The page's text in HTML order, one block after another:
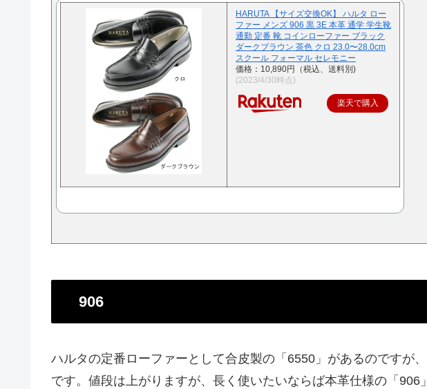
HARUTA 【サイズ交換OK】 ハルタ ロー
ファー メンズ 906 黒 3E 本革 通学 学生靴
通勤 定番 靴 コインローファー ブラック
ダークブラウン 茶色 クロ 23.0〜28.0cm
スクール フォーマル セレモニー
価格：10,890円（税込、送料別)
(2023/4/30時点)
楽天で購入
906
ハルタの定番ローファーとして合皮製の「6550」があるのですが
です。値段は上がりますが、長く使いたいならば本革仕様の「906